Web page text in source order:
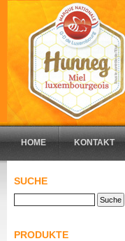
HOME KONTAKT
SUCHE
PRODUKTE